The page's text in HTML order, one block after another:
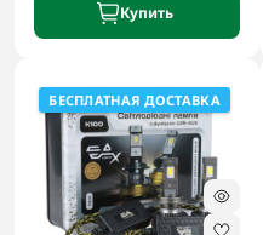
Купить
БЕСПЛАТНАЯ ДОСТАВКА